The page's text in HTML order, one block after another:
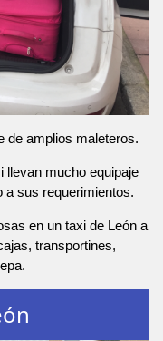
de amplios maleteros.
llevan mucho equipaje
a sus requerimientos.
en un taxi de León a
transportines,